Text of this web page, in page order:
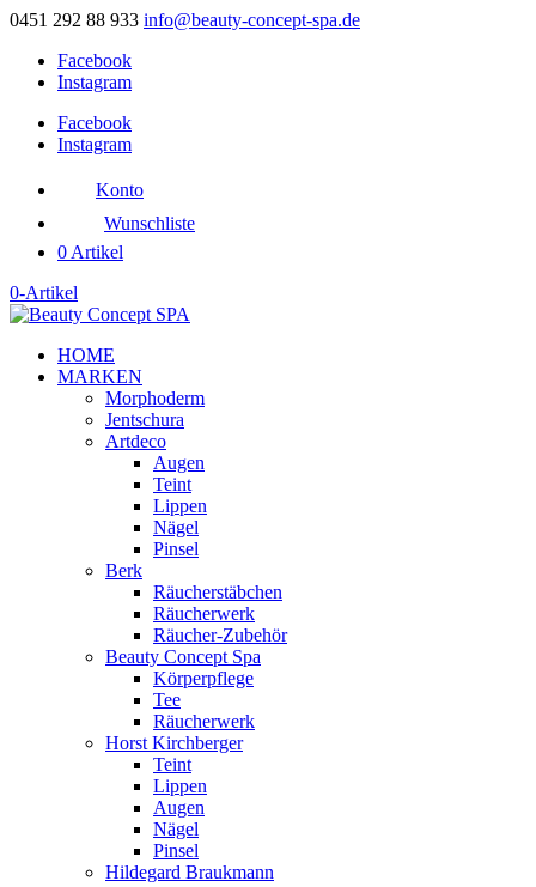
0451 292 88 933 info@beauty-concept-spa.de
Facebook
Instagram
Facebook
Instagram
Konto
Wunschliste
0 Artikel
0-Artikel
HOME
MARKEN
Morphoderm
Jentschura
Artdeco
Augen
Teint
Lippen
Nägel
Pinsel
Berk
Räucherstäbchen
Räucherwerk
Räucher-Zubehör
Beauty Concept Spa
Körperpflege
Tee
Räucherwerk
Horst Kirchberger
Teint
Lippen
Augen
Nägel
Pinsel
Hildegard Braukmann